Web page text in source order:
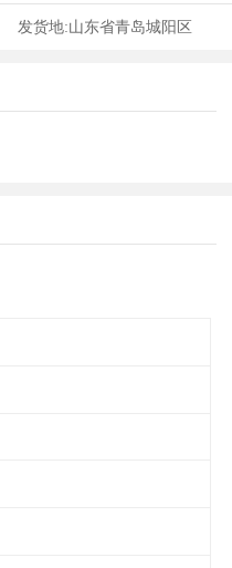
发货地:山东省青岛城阳区